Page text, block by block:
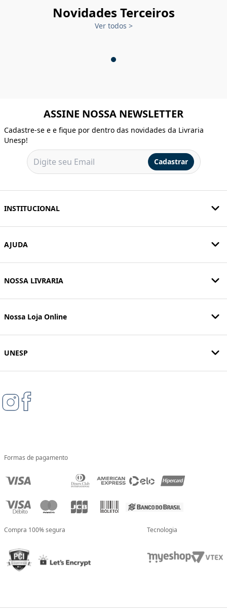
Novidades Terceiros
Ver todos >
ASSINE NOSSA NEWSLETTER
Cadastre-se e e fique por dentro das novidades da Livraria
Unesp!
Cadastrar
INSTITUCIONAL
AJUDA
NOSSA LIVRARIA
Nossa Loja Online
UNESP
Formas de pagamento
Compra 100% segura Tecnologia